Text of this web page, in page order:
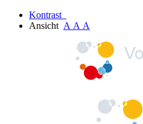
Kontrast
Ansicht A A A